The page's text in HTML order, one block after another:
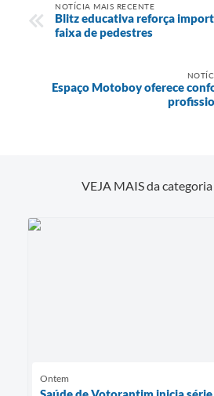
NOTÍCIA MAIS RECENTE
Blitz educativa reforça
faixa de pedestres
Espaço Motoboy oferece
VEJA MAIS da categoria
Ontem